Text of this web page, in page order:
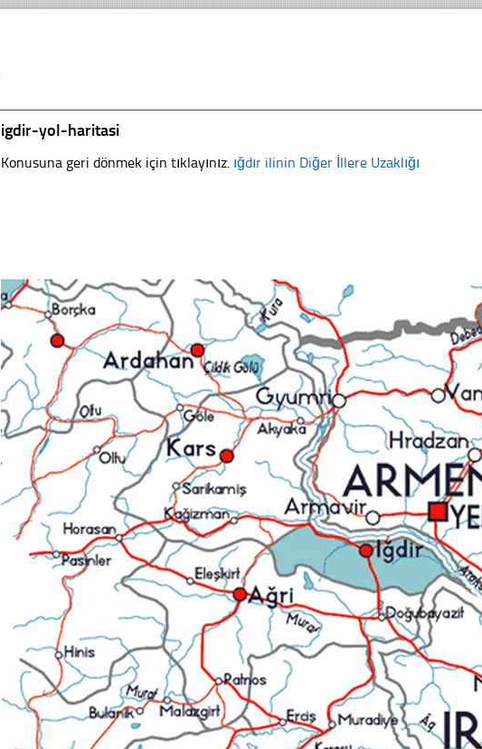
igdir-yol-haritasi
Konusuna geri dönmek için tıklayınız. ığdır ilinin Diğer İllere Uzaklığı